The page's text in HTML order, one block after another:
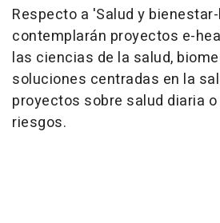
Respecto a 'Salud y
contemplarán proyectos e-
las ciencias de la salud,
soluciones centradas en la
proyectos sobre salud diaria
riesgos.